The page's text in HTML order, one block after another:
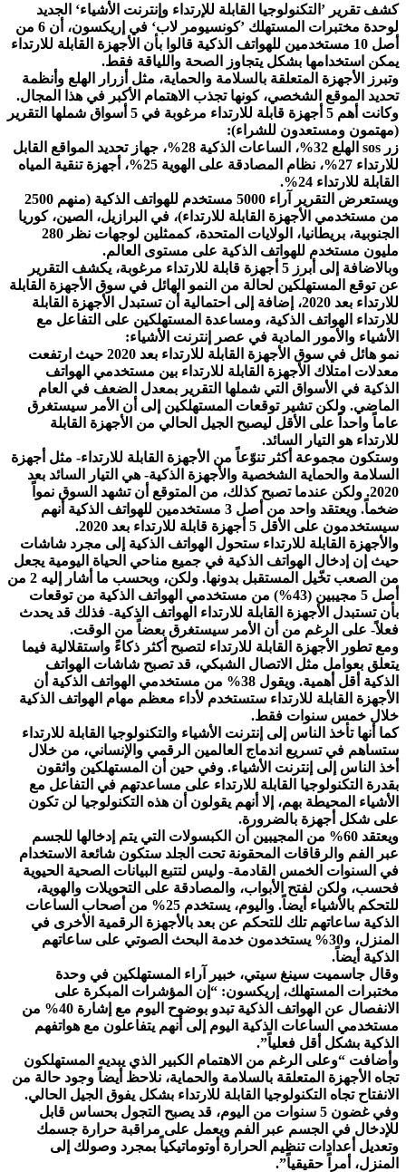
كشف تقرير ’التكنولوجيا القابلة للإرتداء وإنترنت الأشياء‘ الجديد
لوحدة مختبرات المستهلك ’كونسيومر لاب‘ في إريكسون، أن 6 من
أصل 10 مستخدمين للهواتف الذكية قالوا بأن الأجهزة القابلة للارتداء
يمكن استخدامها بشكل يتجاوز الصحة واللياقة فقط.
وتبرز الأجهزة المتعلقة بالسلامة والحماية، مثل أزرار الهلع وأنظمة
تحديد الموقع الشخصي، كونها تجذب الاهتمام الأكبر في هذا المجال.
وكانت أهم 5 أجهزة قابلة للارتداء مرغوبة في 5 أسواق شملها التقرير
(مهتمون ومستعدون للشراء):
زر sos الهلع 32%، الساعات الذكية 28%، جهاز تحديد المواقع القابل
للارتداء 27%، نظام المصادقة على الهوية 25%، أجهزة تنقية المياه
القابلة للارتداء 24%.
ويستعرض التقرير آراء 5000 مستخدم للهواتف الذكية (منهم 2500
من مستخدمي الأجهزة القابلة للارتداء)، في البرازيل، الصين، كوريا
الجنوبية، بريطانيا، الولايات المتحدة، كممثلين لوجهات نظر 280
مليون مستخدم للهواتف الذكية على مستوى العالم.
وبالاضافة إلى أبرز 5 أجهزة قابلة للارتداء مرغوبة، يكشف التقرير
عن توقع المستهلكين لحالة من النمو الهائل في سوق الأجهزة القابلة
للارتداء بعد 2020، إضافة إلى احتمالية أن تستبدل الأجهزة القابلة
للارتداء الهواتف الذكية، ومساعدة المستهلكين على التفاعل مع
الأشياء والأمور المادية في عصر إنترنت الأشياء:
نمو هائل في سوق الأجهزة القابلة للارتداء بعد 2020 حيث ارتفعت
معدلات امتلاك الأجهزة القابلة للارتداء بين مستخدمي الهواتف
الذكية في الأسواق التي شملها التقرير بمعدل الضعف في العام
الماضي. ولكن تشير توقعات المستهلكين إلى أن الأمر سيستغرق
عاماً واحداً على الأقل ليصبح الجيل الحالي من الأجهزة القابلة
للارتداء هو التيار السائد.
وستكون مجموعة أكثر تنوّعاً من الأجهزة القابلة للارتداء- مثل أجهزة
السلامة والحماية الشخصية والأجهزة الذكية- هي التيار السائد بعد
2020. ولكن عندما تصبح كذلك، من المتوقع أن تشهد السوق نمواً
ضخماً. ويعتقد واحد من أصل 3 مستخدمين للهواتف الذكية أنهم
سيستخدمون على الأقل 5 أجهزة قابلة للارتداء بعد 2020.
والأجهزة القابلة للارتداء ستحول الهواتف الذكية إلى مجرد شاشات
حيث إن إدخال الهواتف الذكية في جميع مناحي الحياة اليومية يجعل
من الصعب تخّيل المستقبل بدونها. ولكن، وبحسب ما أشار إليه 2 من
أصل 5 مجيبين (43%) من مستخدمي الهواتف الذكية من توقعات
بأن تستبدل الأجهزة القابلة للارتداء الهواتف الذكية- فذلك قد يحدث
فعلاً- على الرغم من أن الأمر سيستغرق بعضاً من الوقت.
ومع تطور الأجهزة القابلة للارتداء لتصبح أكثر ذكاءً واستقلالية فيما
يتعلق بعوامل مثل الاتصال الشبكي، قد تصبح شاشات الهواتف
الذكية أقل أهمية. ويقول 38% من مستخدمي الهواتف الذكية أن
الأجهزة القابلة للارتداء ستستخدم لأداء معظم مهام الهواتف الذكية
خلال خمس سنوات فقط.
كما أنها تأخذ الناس إلى إنترنت الأشياء والتكنولوجيا القابلة للارتداء
ستساهم في تسريع اندماج العالمين الرقمي والإنساني، من خلال
أخذ الناس إلى إنترنت الأشياء. وفي حين أن المستهلكين واثقون
بقدرة التكنولوجيا القابلة للارتداء على مساعدتهم في التفاعل مع
الأشياء المحيطة بهم، إلا أنهم يقولون أن هذه التكنولوجيا لن تكون
على شكل أجهزة بالضرورة.
ويعتقد 60% من المجيبين أن الكبسولات التي يتم إدخالها للجسم
عبر الفم والرقاقات المحقونة تحت الجلد ستكون شائعة الاستخدام
في السنوات الخمس القادمة- وليس لتتبع البيانات الصحية الحيوية
فحسب، ولكن لفتح الأبواب، والمصادقة على التحويلات والهوية،
للتحكم بالأشياء أيضاً. واليوم، يستخدم 25% من أصحاب الساعات
الذكية ساعاتهم تلك للتحكم عن بعد بالأجهزة الرقمية الأخرى في
المنزل، و30% يستخدمون خدمة البحث الصوتي على ساعاتهم
الذكية أيضاً.
وقال جاسميت سينغ سيتي، خبير آراء المستهلكين في وحدة
مختبرات المستهلك، إريكسون: “إن المؤشرات المبكرة على
الانفصال عن الهواتف الذكية تبدو بوضوح اليوم مع إشارة 40% من
مستخدمي الساعات الذكية اليوم إلى أنهم يتفاعلون مع هواتفهم
الذكية بشكل أقل فعلياً”.
وأضافت “وعلى الرغم من الاهتمام الكبير الذي يبديه المستهلكون
تجاه الأجهزة المتعلقة بالسلامة والحماية، نلاحظ أيضاً وجود حالة من
الانفتاح تجاه التكنولوجيا القابلة للارتداء بشكل يفوق الجيل الحالي.
وفي غضون 5 سنوات من اليوم، قد يصبح التجول بحساس قابل
للإدخال في الجسم عبر الفم ويعمل على مراقبة حرارة جسمك
وتعديل أعدادات تنظيم الحرارة أوتوماتيكياً بمجرد وصولك إلى
المنزل، أمراً حقيقياً”.